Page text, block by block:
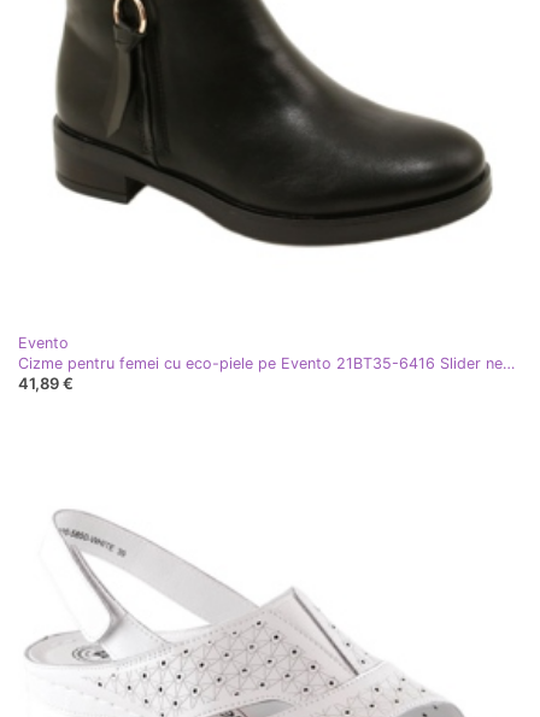
Evento
Cizme pentru femei cu eco-piele pe Evento 21BT35-6416 Slider negru
41,89 €